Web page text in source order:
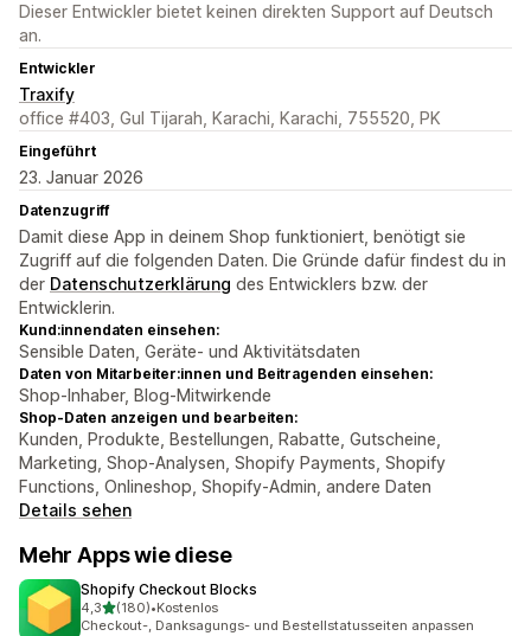
Dieser Entwickler bietet keinen direkten Support auf Deutsch
an.
Entwickler
Traxify
office #403, Gul Tijarah, Karachi, Karachi, 755520, PK
Eingeführt
23. Januar 2026
Datenzugriff
Damit diese App in deinem Shop funktioniert, benötigt sie
Zugriff auf die folgenden Daten. Die Gründe dafür findest du in
der Datenschutzerklärung des Entwicklers bzw. der
Entwicklerin.
Kund:innendaten einsehen:
Sensible Daten, Geräte- und Aktivitätsdaten
Daten von Mitarbeiter:innen und Beitragenden einsehen:
Shop-Inhaber, Blog-Mitwirkende
Shop-Daten anzeigen und bearbeiten:
Kunden, Produkte, Bestellungen, Rabatte, Gutscheine,
Marketing, Shop-Analysen, Shopify Payments, Shopify
Functions, Onlineshop, Shopify-Admin, andere Daten
Details sehen
Mehr Apps wie diese
Shopify Checkout Blocks
4,3von 5 Sternen
(180)
180 Rezensionen insgesamt
•Kostenlos
Checkout-, Danksagungs- und Bestellstatusseiten anpassen